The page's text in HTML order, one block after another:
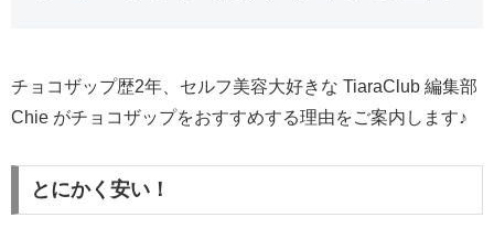
チョコザップ歴2年、セルフ美容大好きな TiaraClub 編集部
Chie がチョコザップをおすすめする理由をご案内します♪
とにかく安い！